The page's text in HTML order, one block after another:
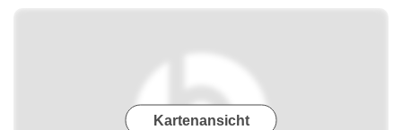
Kartenansicht